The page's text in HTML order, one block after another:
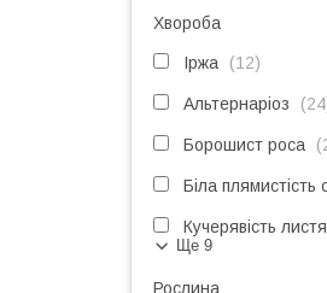
Хвороба
Іржа 12
Альтернаріоз 24
Борошист роса
Біла плямистість
Кучерявість листя
Ще 9
Рослина